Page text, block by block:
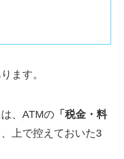
ます。
、ATMの 「税金・料
上で控えておいた3